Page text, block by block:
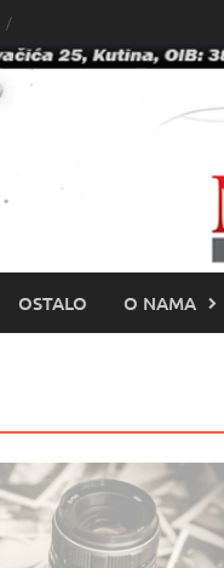
OSTALO O NAMA